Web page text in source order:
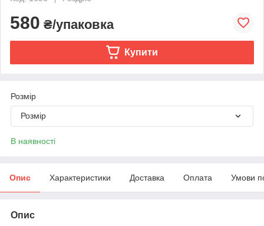
580 ₴/упаковка
Купити
Розмір
Розмір
В наявності
Опис Характеристики Доставка Оплата Умови
Опис